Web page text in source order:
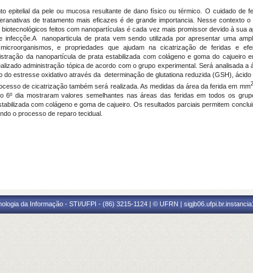
epitelial da pele ou mucosa resultante de dano físico ou térmico. O cuidado de
de tratamento mais eficazes é de grande importancia. Nesse contexto
feitos com nanopartículas é cada vez mais promissor devido à sua
infecçõe.A nanoparticula de prata vem sendo utilizada por apresentar uma
e propriedades que ajudam na cicatrização de feridas e
da nanopartícula de prata estabilizada com colágeno e goma do cajueiro
administração tópica de acordo com o grupo experimental.Será analisada a
do estresse oxidativo através da determinação de glutationa reduzida (GSH),
de cicatrização também será realizada. As medidas da área da ferida em mm2
dia mostraram valores semelhantes nas áreas das feridas em todos os
com colágeno e goma de cajueiro. Os resultados parciais permitem
o processo de reparo tecidual.
da Informação - STI/UFPI - (86) 3215-1124 | © UFRN |